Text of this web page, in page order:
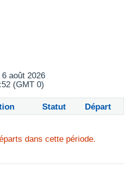
août 2026
(GMT 0)
Statut Départ
dans cette période.